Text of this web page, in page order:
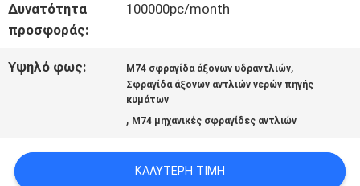
ΜΕ
ΖΗΤΉΣΤΕ
ΑΠΌΣΠΑΣΜΑ
Δυνατότητα
προσφοράς:
100000pc/month
Υψηλό φως: M74 σφραγίδα άξονων υδραντλιών,
Σφραγίδα άξονων αντλιών νερών πηγής
κυμάτων
, M74 μηχανικές σφραγίδες αντλιών
ΚΑΛΎΤΕΡΗ ΤΙΜΉ